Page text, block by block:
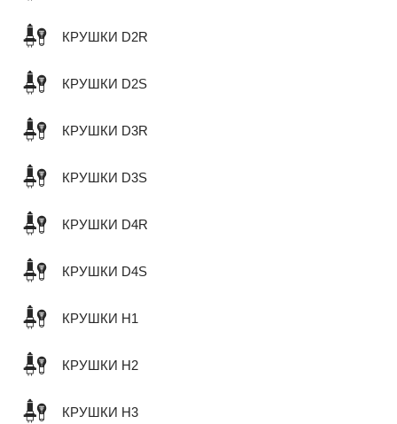
КРУШКИ D2R
КРУШКИ D2S
КРУШКИ D3R
КРУШКИ D3S
КРУШКИ D4R
КРУШКИ D4S
КРУШКИ H1
КРУШКИ H2
КРУШКИ H3